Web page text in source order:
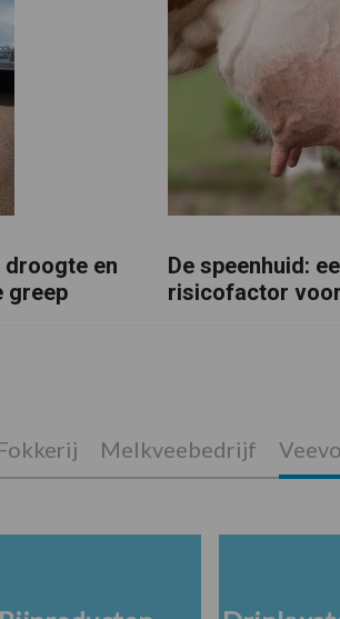
en
greep
De speenhuid:
risicofactor
Melkveebedrijf